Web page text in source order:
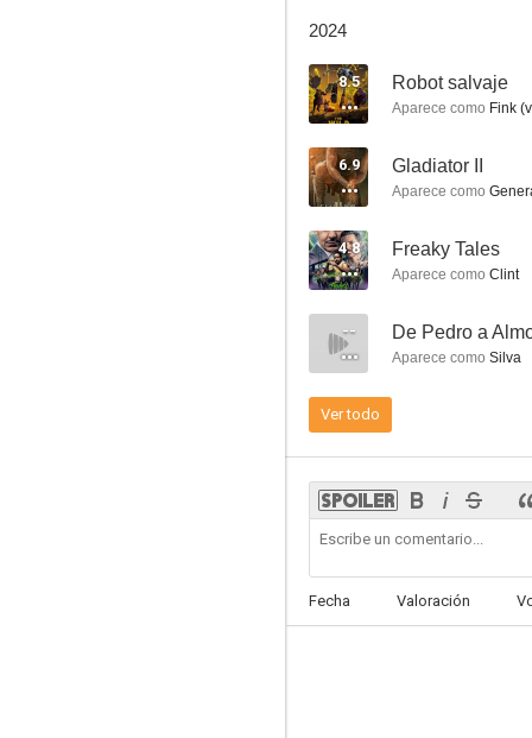
Cinco hermanos
Los 4 Fantásticos: Primeros pasos
7.2
2024
8.5 Robot salvaje
Aparece como Fink
6.9 Gladiator II
Aparece como
4.8 Freaky Tales
Aparece como Clint
-- De Pedro a
Aparece como Silva
Ver todo
Fecha Valoración